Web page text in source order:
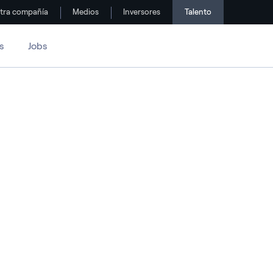
compañía Medios Inversores Talento
Jobs